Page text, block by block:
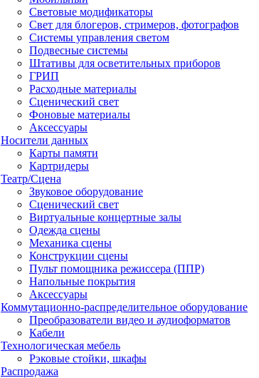
Световые модификаторы
Свет для блогеров, стримеров, фотографов
Системы управления светом
Подвесные системы
Штативы для осветительных приборов
ГРИП
Расходные материалы
Сценический свет
Фоновые материалы
Аксессуары
Носители данных
Карты памяти
Картридеры
Театр/Сцена
Звуковое оборудование
Сценический свет
Виртуальные концертные залы
Одежда сцены
Механика сцены
Конструкции сцены
Пульт помощника режиссера (ППР)
Напольные покрытия
Аксессуары
Коммутационно-распределительное оборудование
Преобразователи видео и аудиоформатов
Кабели
Технологическая мебель
Рэковые стойки, шкафы
Распродажа